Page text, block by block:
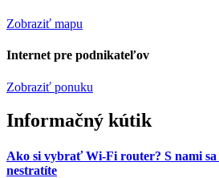
Zobraziť mapu
Internet pre podnikateľov
Zobraziť ponuku
Informačný kútik
Ako si vybrať Wi-Fi router? S nami
nestratíte